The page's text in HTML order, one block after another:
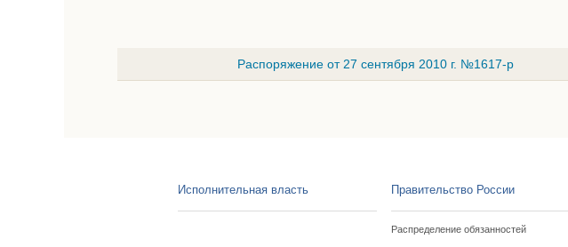
Распоряжение от 27 сентября 2010 г. №1617-р
Исполнительная власть Правительство России
Распределение обязанностей